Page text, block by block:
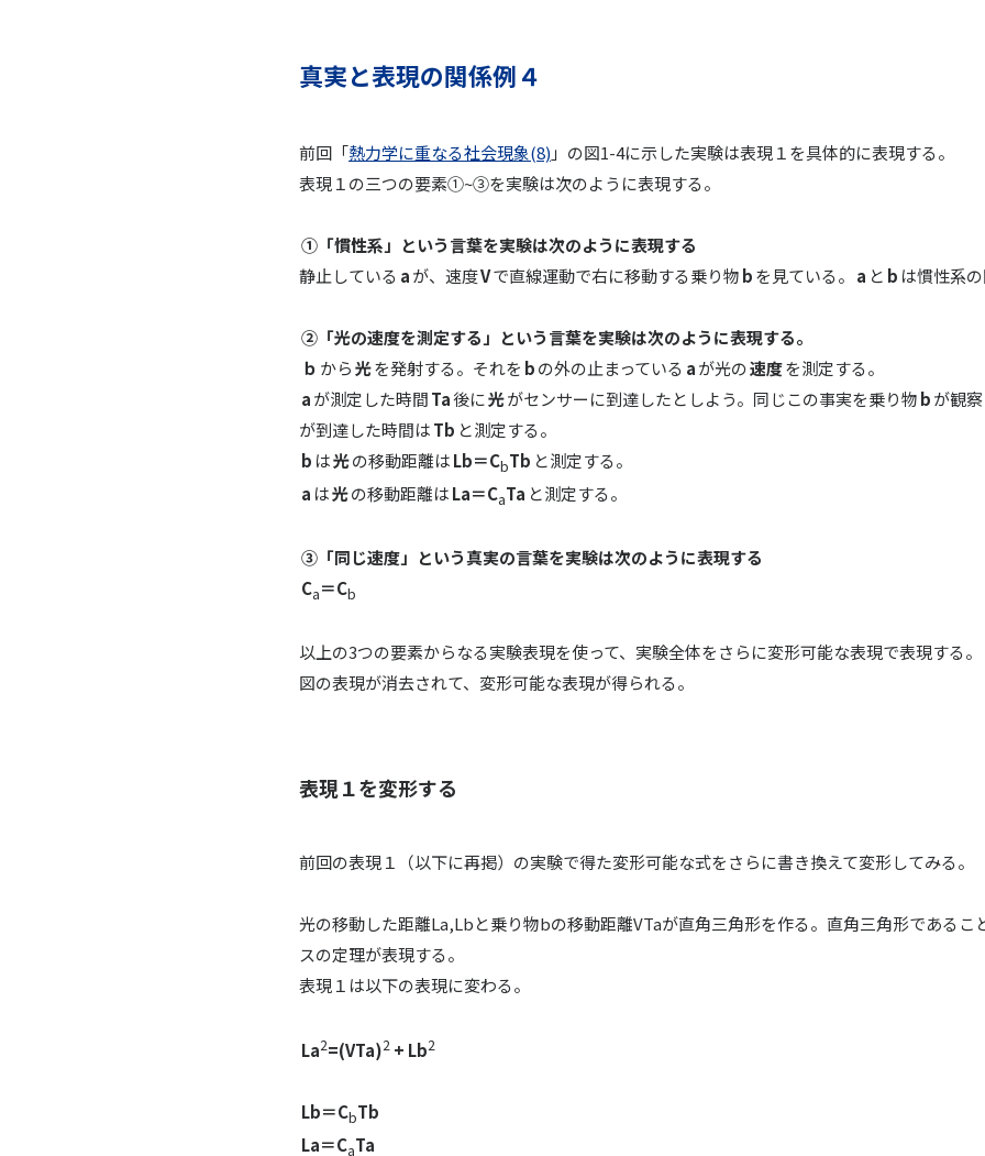
真実と表現の関係例４
前回「熱力学に重なる社会現象(8) 」の図1-4に示した実験は表現１を具体的に表現する。
表現１の三つの要素①~③を実験は次のように表現する。
①「慣性系」という言葉を実験は次のように表現する
静止している aが、速度Vで直線運動で右に移動する乗り物bを見ている。 a と b は慣性系
②「光の速度を測定する」という言葉を実験は次のように表現する。
ｂ から光を発射する。それを bの外の止まっている aが光の速度を測定する。
aが測定した時間Ta後に光がセンサーに到達したとしよう。同じこの事実を乗り物bが観
が到達した時間はTb と測定する。
b は光の移動距離はLb＝CbTb と測定する。
a は光の移動距離はLa＝CaTa と測定する。
③「同じ速度」という真実の言葉を実験は次のように表現する
Ca＝Cb
以上の3つの要素からなる実験表現を使って、実験全体をさらに変形可能な表現で表現する。
図の表現が消去されて、変形可能な表現が得られる。
表現１を変形する
前回の表現１（以下に再掲）の実験で得た変形可能な式をさらに書き換えて変形してみる。
光の移動した距離La,Lbと乗り物bの移動距離VTaが直角三角形を作る。直角三角形であるこ
スの定理が表現する。
表現１は以下の表現に変わる。
La2=(VTa)2+ Lb2
Lb＝CbTb
La＝CaTa